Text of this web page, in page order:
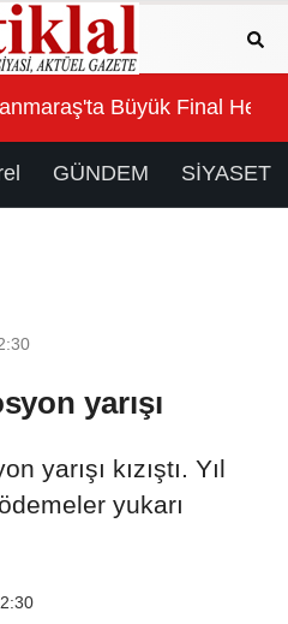
flaş gelişme! İl ve
GÜNDEM SİYASET
yarışı
yarışı kızıştı. Yıl
yukarı